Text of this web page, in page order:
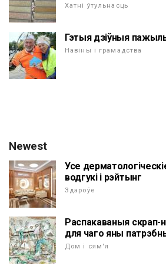
Хатні ўтульнасць
Гэтыя дзіўныя
Навіны і грамадства
Newest
Усе
водгукі і рэйтынг
Здароўе
Распакаваныя скрап-
для чаго яны
Дом і сям'я